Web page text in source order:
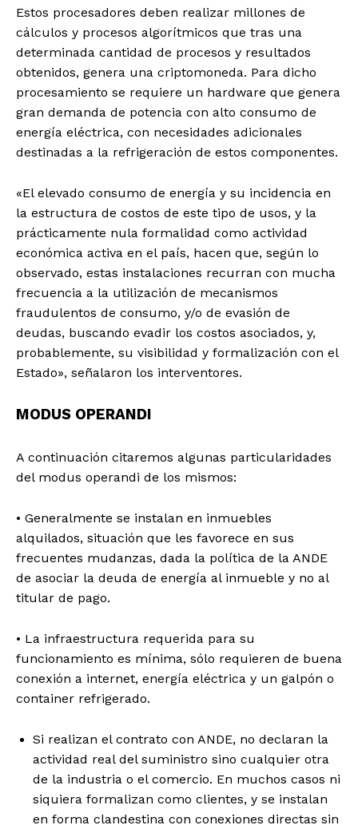
Estos procesadores deben realizar millones de
cálculos y procesos algorítmicos que tras una
determinada cantidad de procesos y resultados
obtenidos, genera una criptomoneda. Para dicho
procesamiento se requiere un hardware que genera
gran demanda de potencia con alto consumo de
energía eléctrica, con necesidades adicionales
destinadas a la refrigeración de estos componentes.
«El elevado consumo de energía y su incidencia en
la estructura de costos de este tipo de usos, y la
prácticamente nula formalidad como actividad
económica activa en el país, hacen que, según lo
observado, estas instalaciones recurran con mucha
frecuencia a la utilización de mecanismos
fraudulentos de consumo, y/o de evasión de
deudas, buscando evadir los costos asociados, y,
probablemente, su visibilidad y formalización con el
Estado», señalaron los interventores.
MODUS OPERANDI
A continuación citaremos algunas particularidades
del modus operandi de los mismos:
• Generalmente se instalan en inmuebles
alquilados, situación que les favorece en sus
frecuentes mudanzas, dada la política de la ANDE
de asociar la deuda de energía al inmueble y no al
titular de pago.
• La infraestructura requerida para su
funcionamiento es mínima, sólo requieren de buena
conexión a internet, energía eléctrica y un galpón o
container refrigerado.
Si realizan el contrato con ANDE, no declaran la
actividad real del suministro sino cualquier otra
de la industria o el comercio. En muchos casos ni
siquiera formalizan como clientes, y se instalan
en forma clandestina con conexiones directas sin